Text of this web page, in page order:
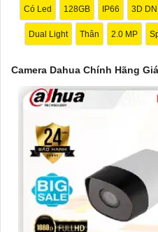
Có Led 128GB IP66 3D
Dual Light Thân 2.0 MP
Camera Dahua Chính Hãng